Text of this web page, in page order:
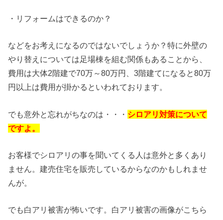
・リフォームはできるのか？
などをお考えになるのではないでしょうか？特に外壁の
やり替えについては足場棟を組む関係もあることから、
費用は大体2階建で70万～80万円、3階建てになると80万
円以上は費用が掛かるといわれております。
でも意外と忘れがちなのは・・・ シロアリ対策について
ですよ。
お客様でシロアリの事を聞いてくる人は意外と多くあり
ません。建売住宅を販売しているからなのかもしれませ
んが。
でも白アリ被害が怖いです。白アリ被害の画像がこちら